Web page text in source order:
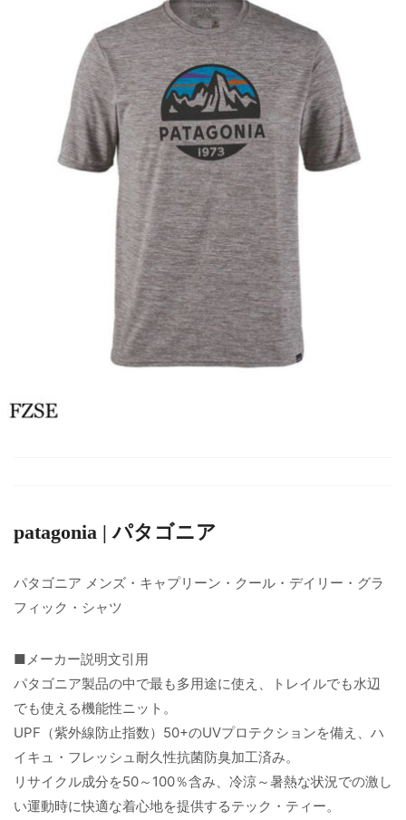
patagonia | パタゴニア
パタゴニア メンズ・キャプリーン・クール・デイリー・グラ
フィック・シャツ
■メーカー説明文引用
パタゴニア製品の中で最も多用途に使え、トレイルでも水辺
でも使える機能性ニット。
UPF（紫外線防止指数）50+のUVプロテクションを備え、ハ
イキュ・フレッシュ耐久性抗菌防臭加工済み。
リサイクル成分を50～100％含み、冷涼～暑熱な状況での激し
い運動時に快適な着心地を提供するテック・ティー。